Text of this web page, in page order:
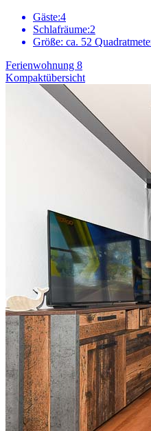
Gäste:4
Schlafräume:2
Größe: ca. 52
Ferienwohnung 8
Kompaktübersicht